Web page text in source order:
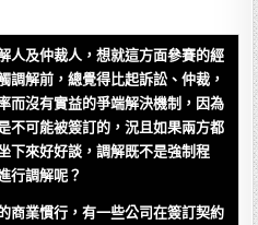
人及仲裁人，想就這方面參賽的經
調解前，總覺得比起訴訟、仲裁，
而沒有實益的爭端解決機制，因為
不可能被簽訂的，況且如果兩方都
下來好好談，調解既不是強制程
行調解呢？
商業慣行，有一些公司在簽訂契約